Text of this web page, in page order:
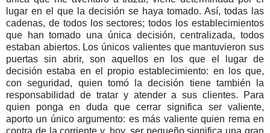
lugar en el que la decisión se haya tomado. Así, todas las
cadenas, de todos los sectores; todos los establecimientos
que han tomado una única decisión, centralizada, todos
estaban abiertos. Los únicos valientes que mantuvieron sus
puertas sin abrir, son aquellos en los que el lugar de
decisión estaba en el propio establecimiento: en los que,
con seguridad, quien tomó la decisión tiene también la
responsabilidad de tratar y atender a sus clientes. Para
quien ponga en duda que cerrar significa ser valiente,
aporto un único argumento: es más valiente quien rema en